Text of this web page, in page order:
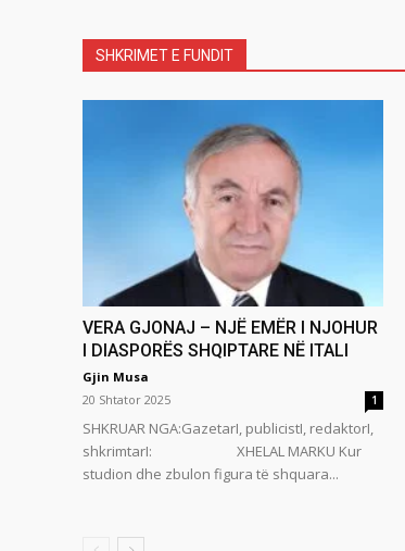
SHKRIMET E FUNDIT
VERA GJONAJ – NJË EMËR I NJOHUR
I DIASPORËS SHQIPTARE NË ITALI
Gjin Musa
20 Shtator 2025
1
SHKRUAR NGA:GazetarI, publicistI, redaktorI,
shkrimtarI: XHELAL MARKU Kur
studion dhe zbulon figura të shquara...